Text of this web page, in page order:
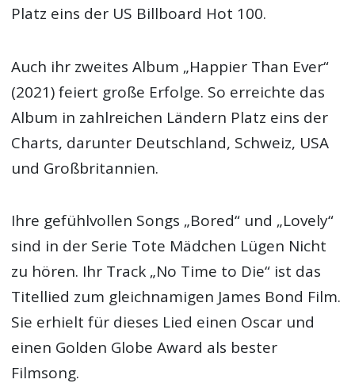
Platz eins der US Billboard Hot 100.
Auch ihr zweites Album „Happier Than Ever“
(2021) feiert große Erfolge. So erreichte das
Album in zahlreichen Ländern Platz eins der
Charts, darunter Deutschland, Schweiz, USA
und Großbritannien.
Ihre gefühlvollen Songs „Bored“ und „Lovely“
sind in der Serie Tote Mädchen Lügen Nicht
zu hören. Ihr Track „No Time to Die“ ist das
Titellied zum gleichnamigen James Bond Film.
Sie erhielt für dieses Lied einen Oscar und
einen Golden Globe Award als bester
Filmsong.